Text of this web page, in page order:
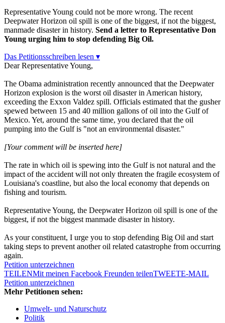
Representative Young could not be more wrong. The recent
Deepwater Horizon oil spill is one of the biggest, if not the biggest,
manmade disaster in history. Send a letter to Representative Don
Young urging him to stop defending Big Oil.
Das Petitionsschreiben lesen ▾
Dear Representative Young,
The Obama administration recently announced that the Deepwater
Horizon explosion is the worst oil disaster in American history,
exceeding the Exxon Valdez spill. Officials estimated that the gusher
spewed between 15 and 40 million gallons of oil into the Gulf of
Mexico. Yet, around the same time, you declared that the oil
pumping into the Gulf is "not an environmental disaster."
[Your comment will be inserted here]
The rate in which oil is spewing into the Gulf is not natural and the
impact of the accident will not only threaten the fragile ecosystem of
Louisiana's coastline, but also the local economy that depends on
fishing and tourism.
Representative Young, the Deepwater Horizon oil spill is one of the
biggest, if not the biggest manmade disaster in history.
As your constituent, I urge you to stop defending Big Oil and start
taking steps to prevent another oil related catastrophe from occurring
again.
Petition unterzeichnen
TEILENMit meinen Facebook Freunden teilenTWEETE-MAIL
Petition unterzeichnen
Mehr Petitionen sehen:
Umwelt- und Naturschutz
Politik